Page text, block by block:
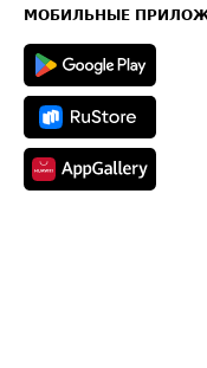
Техническая информация
МОБИЛЬНЫЕ